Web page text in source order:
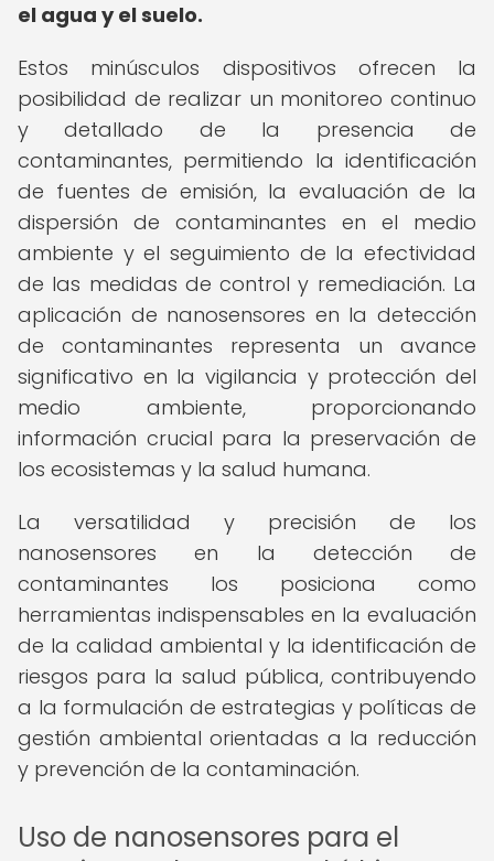
el agua y el suelo.
Estos minúsculos dispositivos ofrecen la
posibilidad de realizar un monitoreo continuo
y detallado de la presencia de
contaminantes, permitiendo la identificación
de fuentes de emisión, la evaluación de la
dispersión de contaminantes en el medio
ambiente y el seguimiento de la efectividad
de las medidas de control y remediación. La
aplicación de nanosensores en la detección
de contaminantes representa un avance
significativo en la vigilancia y protección del
medio ambiente, proporcionando
información crucial para la preservación de
los ecosistemas y la salud humana.
La versatilidad y precisión de los
nanosensores en la detección de
contaminantes los posiciona como
herramientas indispensables en la evaluación
de la calidad ambiental y la identificación de
riesgos para la salud pública, contribuyendo
a la formulación de estrategias y políticas de
gestión ambiental orientadas a la reducción
y prevención de la contaminación.
Uso de nanosensores para el